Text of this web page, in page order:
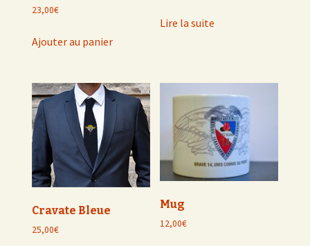
23,00€
Ajouter au panier
Lire la suite
Cravate Bleue
25,00€
Mug
12,00€